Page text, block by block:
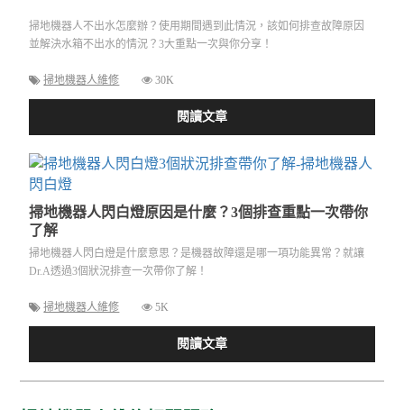
掃地機器人不出水怎麼辦？使用期間遇到此情況，該如何排查故障原因
並解決水箱不出水的情況？3大重點一次與你分享！
掃地機器人維修 30K
閱讀文章
掃地機器人閃白燈原因是什麼？3個排查重點一次帶你
了解
掃地機器人閃白燈是什麼意思？是機器故障還是哪一項功能異常？就讓
Dr.A透過3個狀況排查一次帶你了解！
掃地機器人維修 5K
閱讀文章